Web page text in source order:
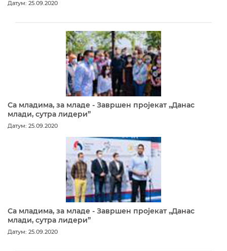
Датум: 25.09.2020
Са младима, за младе - Завршен пројекат „Данас
млади, сутра лидери”
Датум: 25.09.2020
Са младима, за младе - Завршен пројекат „Данас
млади, сутра лидери”
Датум: 25.09.2020